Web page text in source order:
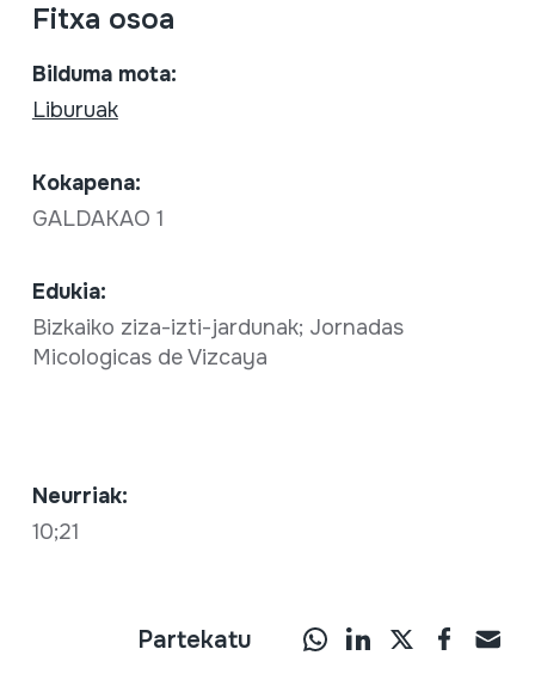
Fitxa osoa
Bilduma mota:
Liburuak
Kokapena:
GALDAKAO 1
Edukia:
Bizkaiko ziza-izti-jardunak; Jornadas
Micologicas de Vizcaya
Neurriak:
10;21
Partekatu